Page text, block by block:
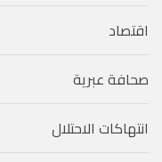
اقتصاد
صحافة عبرية
انتهاكات الاحتلال